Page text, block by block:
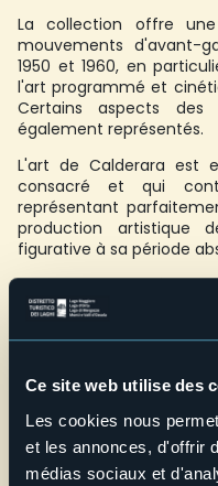
Ce site web utilise des
Les cookies nous
et les annonces, d'offrir
médias sociaux et
La collection offre
mouvements d'avant-
1950 et 1960, en
l'art programmé et
Certains aspects des
également représentés.
L'art de Calderara est
consacré et qui
représentant
production artistique
figurative à sa période
Ouverture de mai à
site internet.
Pas accessibles aux
Oui il est possible
décalant les entrées de
Credit: Archivio
Lorenzo Pipi